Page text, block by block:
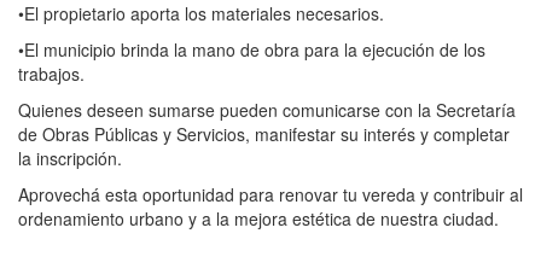
•El propietario aporta los materiales necesarios.
•El municipio brinda la mano de obra para la ejecución de los
trabajos.
Quienes deseen sumarse pueden comunicarse con la Secretaría
de Obras Públicas y Servicios, manifestar su interés y completar
la inscripción.
Aprovechá esta oportunidad para renovar tu vereda y contribuir al
ordenamiento urbano y a la mejora estética de nuestra ciudad.